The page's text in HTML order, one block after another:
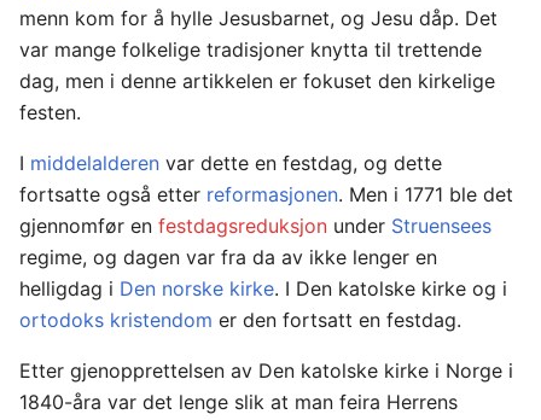
menn kom for å hylle Jesusbarnet, og Jesu dåp. Det
var mange folkelige tradisjoner knytta til trettende
dag, men i denne artikkelen er fokuset den kirkelige
festen.
I middelalderen var dette en festdag, og dette
fortsatte også etter reformasjonen. Men i 1771 ble det
gjennomfør en festdagsreduksjon under Struensees
regime, og dagen var fra da av ikke lenger en
helligdag i Den norske kirke. I Den katolske kirke og i
ortodoks kristendom er den fortsatt en festdag.
Etter gjenopprettelsen av Den katolske kirke i Norge i
1840-åra var det lenge slik at man feira Herrens